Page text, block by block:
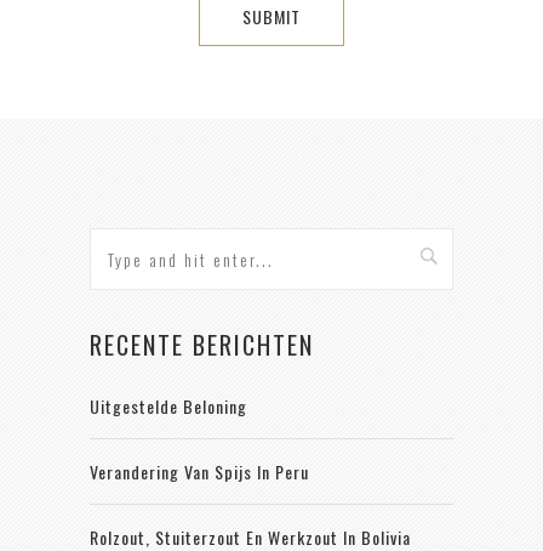
RECENTE BERICHTEN
Uitgestelde Beloning
Verandering Van Spijs In Peru
Rolzout, Stuiterzout En Werkzout In Bolivia